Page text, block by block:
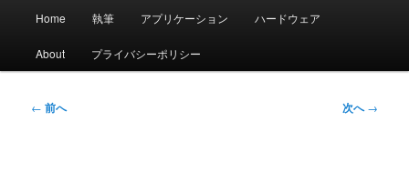
メ
Home 執筆 アプリケーション ハードウェア
About プライバシーポリシー
投
← 前へ 次へ→